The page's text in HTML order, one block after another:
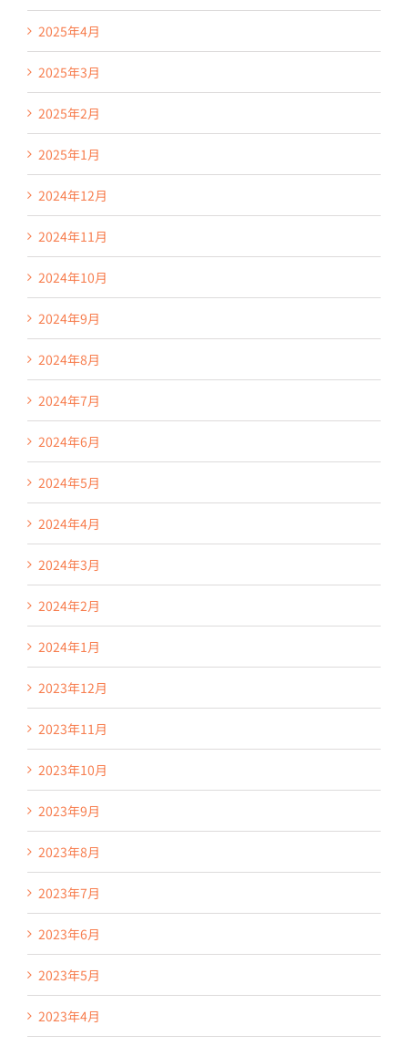
2025年4月
2025年3月
2025年2月
2025年1月
2024年12月
2024年11月
2024年10月
2024年9月
2024年8月
2024年7月
2024年6月
2024年5月
2024年4月
2024年3月
2024年2月
2024年1月
2023年12月
2023年11月
2023年10月
2023年9月
2023年8月
2023年7月
2023年6月
2023年5月
2023年4月